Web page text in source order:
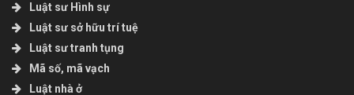
Luật sư Hình sự
Luật sư sở hữu trí tuệ
Luật sư tranh tụng
Mã số, mã vạch
Luật nhà ở